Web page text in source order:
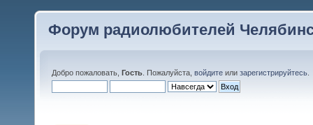
Форум радиолюбителей
Добро пожаловать, Гость . Пожалуйста, войдите или зарегистрируйтесь